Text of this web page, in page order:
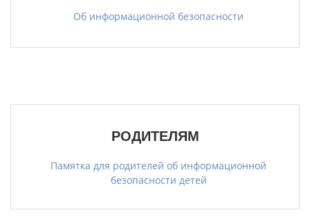
Об информационной безопасности
РОДИТЕЛЯМ
Памятка для родителей об информационной
безопасности детей